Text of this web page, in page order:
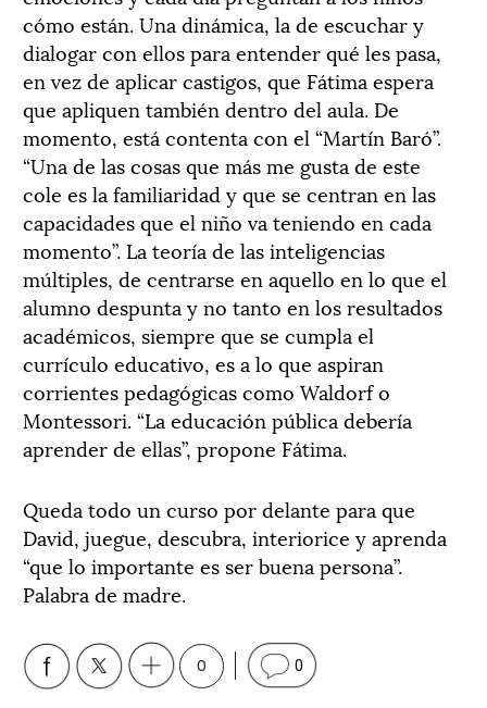
cómo están. Una dinámica, la de escuchar y
dialogar con ellos para entender qué les pasa,
en vez de aplicar castigos, que Fátima espera
que apliquen también dentro del aula. De
momento, está contenta con el “Martín Baró”.
“Una de las cosas que más me gusta de este
cole es la familiaridad y que se centran en las
capacidades que el niño va teniendo en cada
momento”. La teoría de las inteligencias
múltiples, de centrarse en aquello en lo que el
alumno despunta y no tanto en los resultados
académicos, siempre que se cumpla el
currículo educativo, es a lo que aspiran
corrientes pedagógicas como Waldorf o
Montessori. “La educación pública debería
aprender de ellas”, propone Fátima.
Queda todo un curso por delante para que
David, juegue, descubra, interiorice y aprenda
“que lo importante es ser buena persona”.
Palabra de madre.
0 0